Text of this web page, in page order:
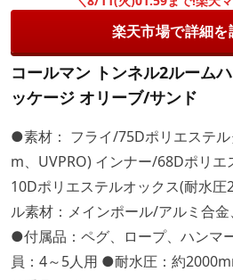
楽天市場で詳細を
コールマン トンネル2ルーム
ッケージ オリーブ/サンド
●素材： フライ/75Dポリエステ
m、UVPRO) インナー/68Dポリ
10Dポリエステルオックス(耐水
ル素材：メインポール/アルミ合
●付属品：ペグ、ロープ、ハンマ
員：4～5人用 ●耐水圧：約